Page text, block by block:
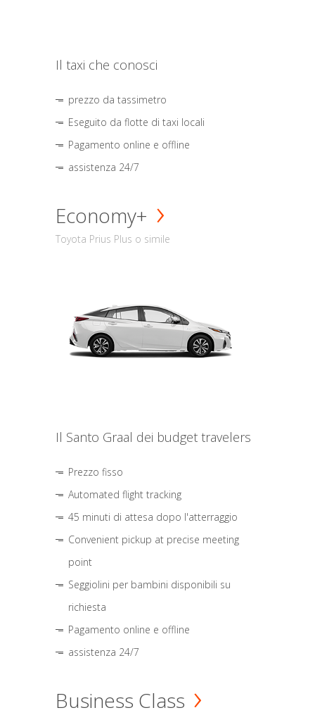
Il taxi che conosci
prezzo da tassimetro
Eseguito da flotte di taxi locali
Pagamento online e offline
assistenza 24/7
Economy+
Toyota Prius Plus o simile
Il Santo Graal dei budget travelers
Prezzo fisso
Automated flight tracking
45 minuti di attesa dopo l'atterraggio
Convenient pickup at precise meeting
point
Seggiolini per bambini disponibili su
richiesta
Pagamento online e offline
assistenza 24/7
Business Class